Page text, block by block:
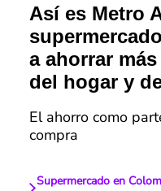
Así es Metro
a ahorrar
del hogar y
El ahorro como
compra
Supermercado en